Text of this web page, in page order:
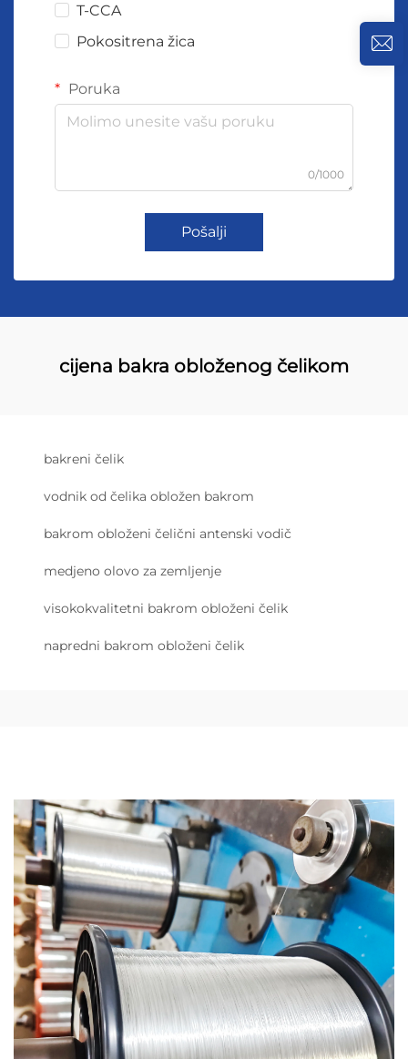
T-CCA
Pokositrena žica
Poruka
0/1000
Pošalji
cijena bakra obloženog čelikom
bakreni čelik
vodnik od čelika obložen bakrom
bakrom obloženi čelični antenski vodič
medjeno olovo za zemljenje
visokokvalitetni bakrom obloženi čelik
napredni bakrom obloženi čelik